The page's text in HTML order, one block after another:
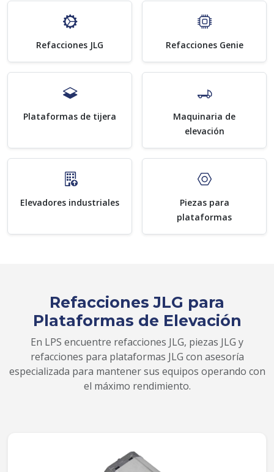
Refacciones JLG Refacciones Genie
Plataformas de tijera
Maquinaria de
elevación
Elevadores industriales
Piezas para
plataformas
Refacciones JLG para
Plataformas de Elevación
En LPS encuentre refacciones JLG, piezas JLG y
refacciones para plataformas JLG con asesoría
especializada para mantener sus equipos operando con
el máximo rendimiento.